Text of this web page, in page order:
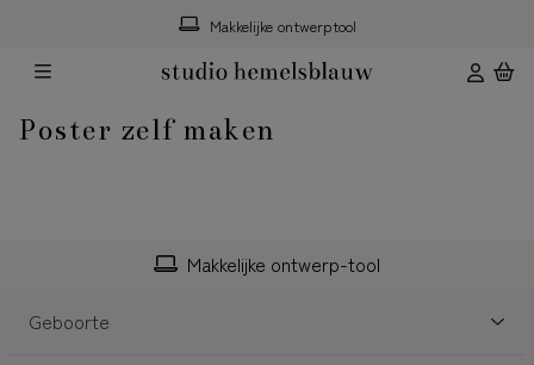
Makkelijke ontwerptool
Poster zelf maken
Makkelijke ontwerp-tool
Geboorte